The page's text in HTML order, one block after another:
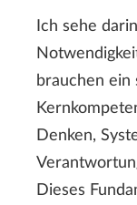
Ich sehe
brauchen ein
Denken,
Dieses